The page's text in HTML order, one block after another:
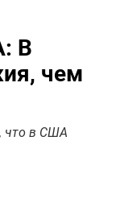
В
чем
что в США